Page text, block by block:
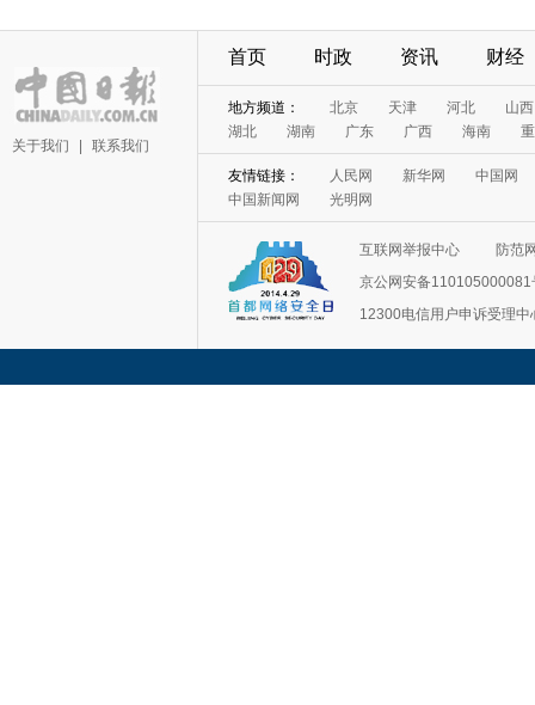
关于我们 联系我们
首页 时政 资讯 财经
地方频道： 北京 天津 河北
山西
湖北
湖南 广东 广西 海南
友情链接： 人民网 新华网
中国网
中国新闻网
光明网
互联网举报中心
防范
京公网安备110105000081
12300电信用户申诉受理中